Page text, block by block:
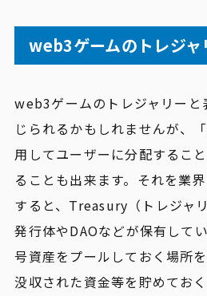
web3ゲームのトレジャ
web3ゲームのトレジャリーと
じられるかもしれませんが、
用してユーザーに分配するこ
ることも出来ます。それを業
すると、Treasury（トレジャ
発行体やDAOなどが保有して
号資産をプールしておく場所
没収された資金等を貯めてお